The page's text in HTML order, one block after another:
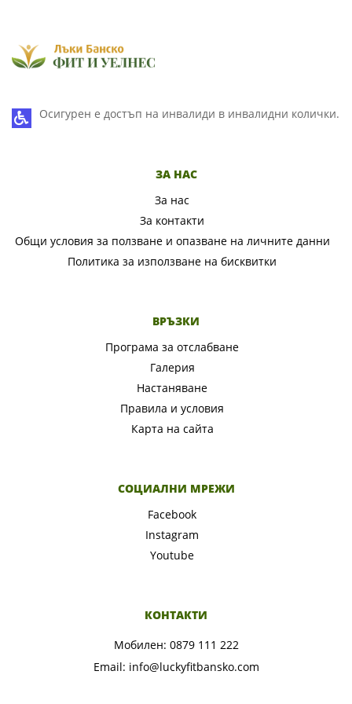
Осигурен е достъп на инвалиди в инвалидни колички.
ЗА НАС
За нас
За контакти
Общи условия за ползване и опазване на личните данни
Политика за използване на бисквитки
ВРЪЗКИ
Програма за отслабване
Галерия
Настаняване
Правила и условия
Карта на сайта
СОЦИАЛНИ МРЕЖИ
Facebook
Instagram
Youtube
КОНТАКТИ
Мобилен: 0879 111 222
Email: info@luckyfitbansko.com